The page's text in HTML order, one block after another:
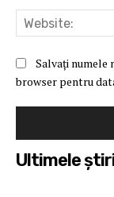
Salvați numele
browser pentru
Ultimele